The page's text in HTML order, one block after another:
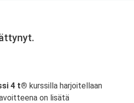
4 t® kurssilla harjoitellaan
on lisätä